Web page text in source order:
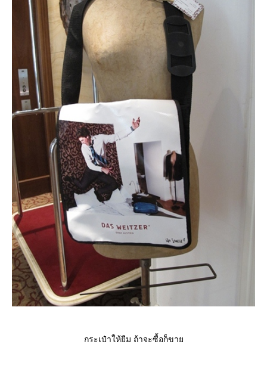
กระเป๋าให้ยืม ถ้าจะซื้อก็ขา